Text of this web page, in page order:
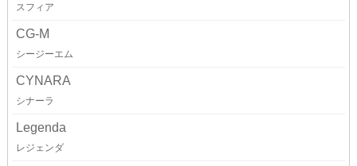
スフィア
CG-M
シージーエム
CYNARA
シナーラ
Legenda
レジェンダ